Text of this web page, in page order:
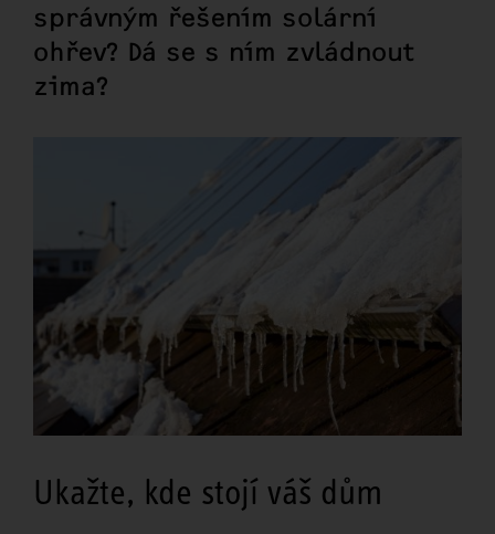
správným řešením solární
ohřev? Dá se s ním zvládnout
zima?
Ukažte, kde stojí váš dům